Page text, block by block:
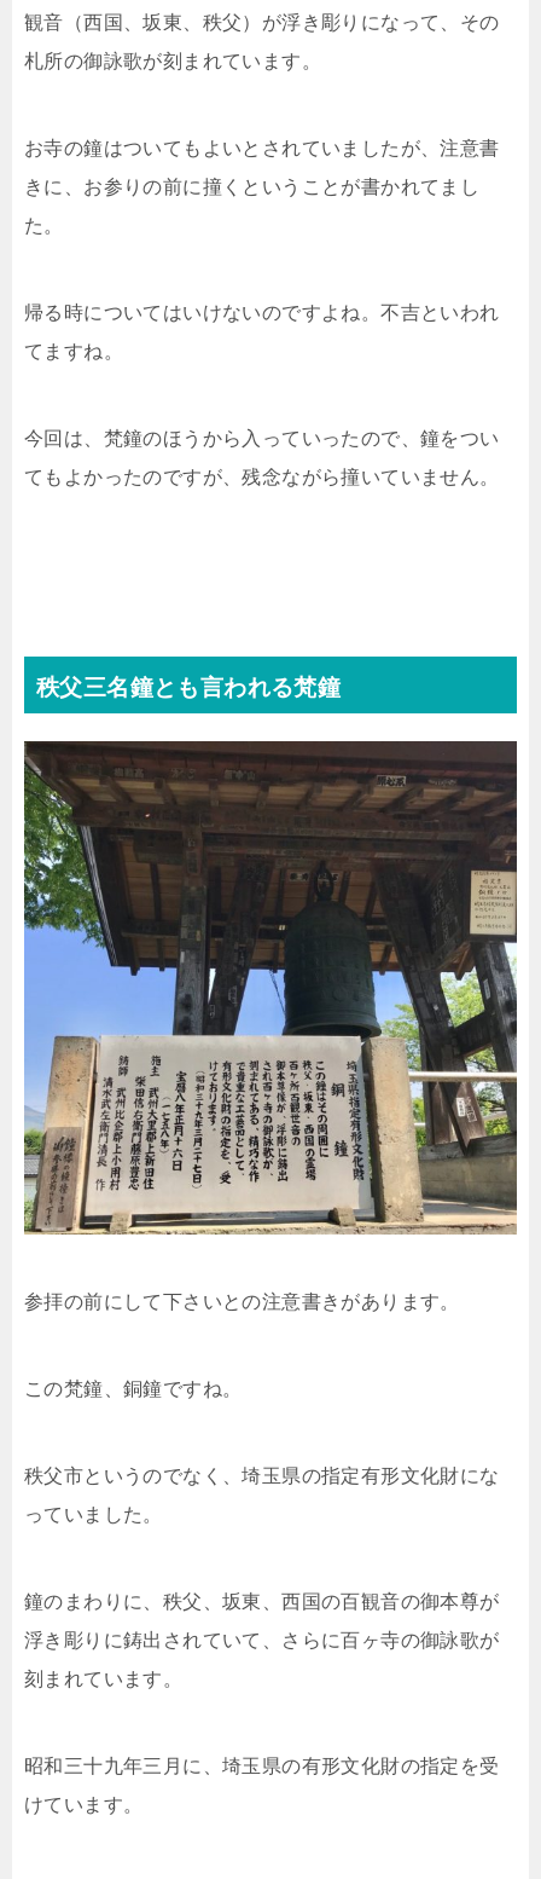
観音（西国、坂東、秩父）が浮き彫りになって、その
札所の御詠歌が刻まれています。
お寺の鐘はついてもよいとされていましたが、注意書
きに、お参りの前に撞くということが書かれてまし
た。
帰る時についてはいけないのですよね。不吉といわれ
てますね。
今回は、梵鐘のほうから入っていったので、鐘をつい
てもよかったのですが、残念ながら撞いていません。
秩父三名鐘とも言われる梵鐘
参拝の前にして下さいとの注意書きがあります。
この梵鐘、銅鐘ですね。
秩父市というのでなく、埼玉県の指定有形文化財にな
っていました。
鐘のまわりに、秩父、坂東、西国の百観音の御本尊が
浮き彫りに鋳出されていて、さらに百ヶ寺の御詠歌が
刻まれています。
昭和三十九年三月に、埼玉県の有形文化財の指定を受
けています。